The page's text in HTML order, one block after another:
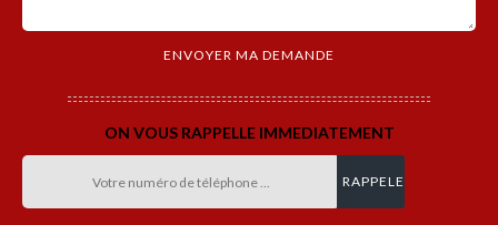
ON VOUS RAPPELLE IMMEDIATEMENT